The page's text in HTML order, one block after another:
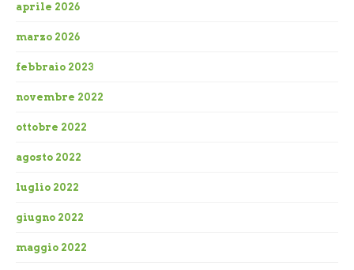
aprile 2026
marzo 2026
febbraio 2023
novembre 2022
ottobre 2022
agosto 2022
luglio 2022
giugno 2022
maggio 2022